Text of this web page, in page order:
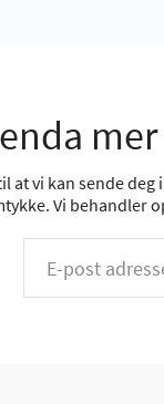
at vi kan sende
Vi behandler